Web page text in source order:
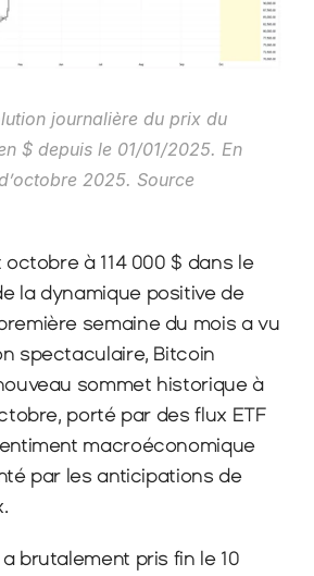
journalière du prix du
$ depuis le 01/01/2025. En
2025. Source
à 114 000 $ dans le
la dynamique positive de
semaine du mois a vu
spectaculaire, Bitcoin
sommet historique à
porté par des flux ETF
macroéconomique
par les anticipations de
brutalement pris fin le 10